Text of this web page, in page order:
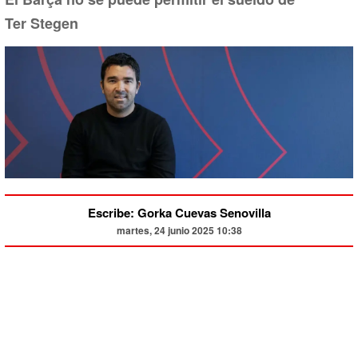
Ter Stegen
Escribe: Gorka Cuevas Senovilla
martes, 24 junio 2025 10:38